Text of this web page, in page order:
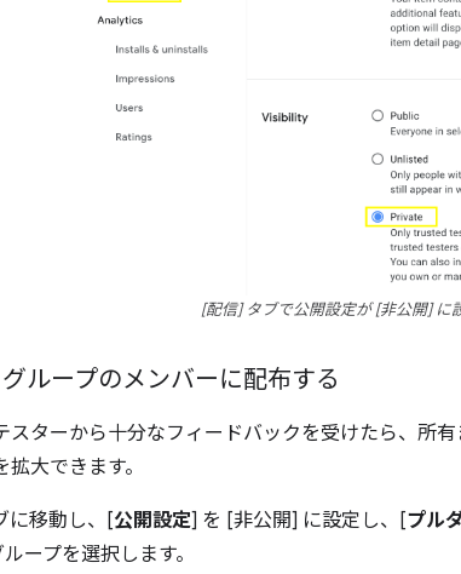
[配信] タブで公開設定が [非公開] に
ループのメンバーに配布する
スターから十分なフィードバックを受けたら、所
大できます。
に移動し、[公開設定] を [非公開] に設定し、[プル
ープを選択します。